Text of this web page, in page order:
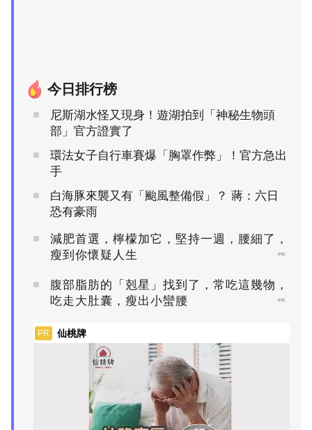
今日排行榜
尼斯湖水怪又現身！遊湖拍到「神秘生物頭
部」官方證實了
環法女子自行車賽爆「胸罩作弊」！官方急出
手
白海豚來襲又有「颱風整備假」？ 蔣：六日
恐有豪雨
減肥首選，檸檬加它，堅持一週，腰細了，
瘦到你懷疑人生
PR
腹部脂肪的「剋星」找到了，常吃這幾物，
吃走大肚囊，瘦出小蠻腰
PR
PR 仙桃牌